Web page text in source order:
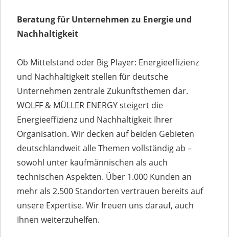
Beratung für Unternehmen zu Energie und
Nachhaltigkeit
Ob Mittelstand oder Big Player: Energieeffizienz
und Nachhaltigkeit stellen für deutsche
Unternehmen zentrale Zukunftsthemen dar.
WOLFF & MÜLLER ENERGY steigert die
Energieeffizienz und Nachhaltigkeit Ihrer
Organisation. Wir decken auf beiden Gebieten
deutschlandweit alle Themen vollständig ab –
sowohl unter kaufmännischen als auch
technischen Aspekten. Über 1.000 Kunden an
mehr als 2.500 Standorten vertrauen bereits auf
unsere Expertise. Wir freuen uns darauf, auch
Ihnen weiterzuhelfen.